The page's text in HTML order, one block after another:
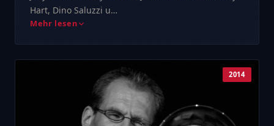
Hart, Dino Saluzzi u…
Mehr lesen
2014